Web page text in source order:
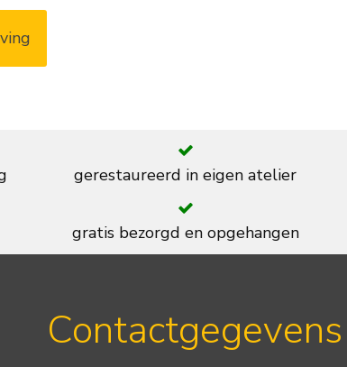
gerestaureerd in eigen atelier
gratis bezorgd en opgehangen
Contactgegevens